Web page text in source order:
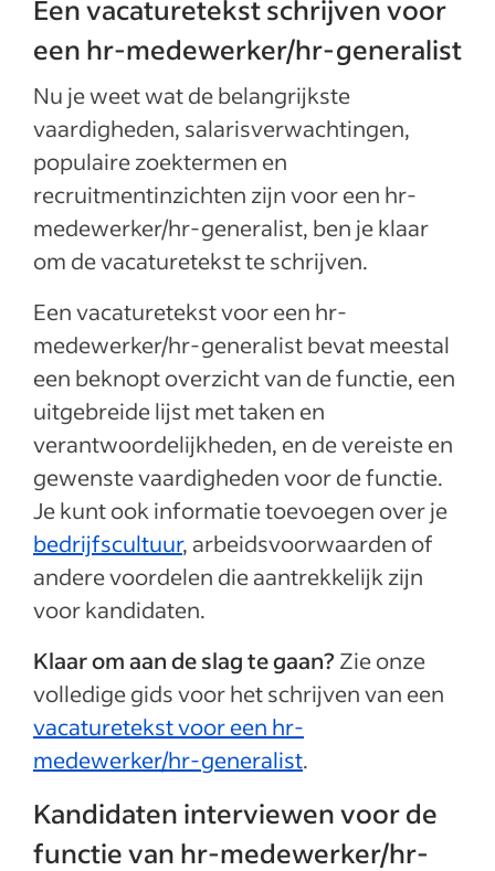
Een vacaturetekst schrijven voor
een hr-medewerker/hr-generalist
Nu je weet wat de belangrijkste
vaardigheden, salarisverwachtingen,
populaire zoektermen en
recruitmentinzichten zijn voor een hr-
medewerker/hr-generalist, ben je klaar
om de vacaturetekst te schrijven.
Een vacaturetekst voor een hr-
medewerker/hr-generalist bevat meestal
een beknopt overzicht van de functie, een
uitgebreide lijst met taken en
verantwoordelijkheden, en de vereiste en
gewenste vaardigheden voor de functie.
Je kunt ook informatie toevoegen over je
bedrijfscultuur, arbeidsvoorwaarden of
andere voordelen die aantrekkelijk zijn
voor kandidaten.
Klaar om aan de slag te gaan? Zie onze
volledige gids voor het schrijven van een
vacaturetekst voor een hr-
medewerker/hr-generalist.
Kandidaten interviewen voor de
functie van hr-medewerker/hr-